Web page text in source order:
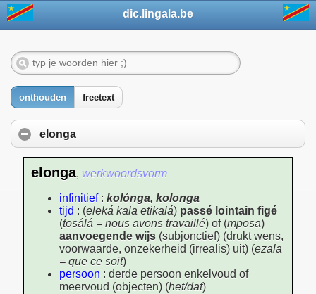
dic.lingala.be
onthouden freetext
elonga
elonga, werkwoordsvorm
infinitief: kolónga, kolonga
tijd : (eleká kala etikalá) passé lointain figé
(tosálá = nous avons travaillé) of (mposa)
aanvoegende wijs (subjonctief) (drukt wens,
voorwaarde, onzekerheid (irrealis) uit) (ezala
= que ce soit)
persoon : derde persoon enkelvoud of
meervoud (objecten) (het/dat)